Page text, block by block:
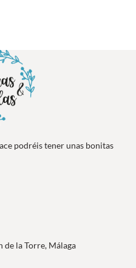
podréis tener unas bonitas
de la Torre, Málaga